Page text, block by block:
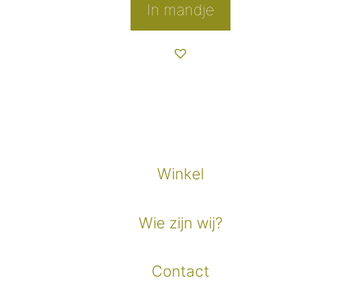
In mandje
Winkel
Wie zijn wij?
Contact